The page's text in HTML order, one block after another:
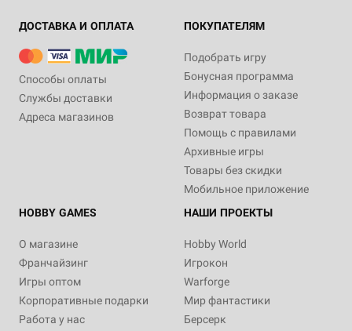
ДОСТАВКА И ОПЛАТА
Способы оплаты
Службы доставки
Адреса магазинов
ПОКУПАТЕЛЯМ
Подобрать игру
Бонусная программа
Информация о заказе
Возврат товара
Помощь с правилами
Архивные игры
Товары без скидки
Мобильное приложение
HOBBY GAMES
О магазине
Франчайзинг
Игры оптом
Корпоративные подарки
Работа у нас
НАШИ ПРОЕКТЫ
Hobby World
Игрокон
Warforge
Мир фантастики
Берсерк